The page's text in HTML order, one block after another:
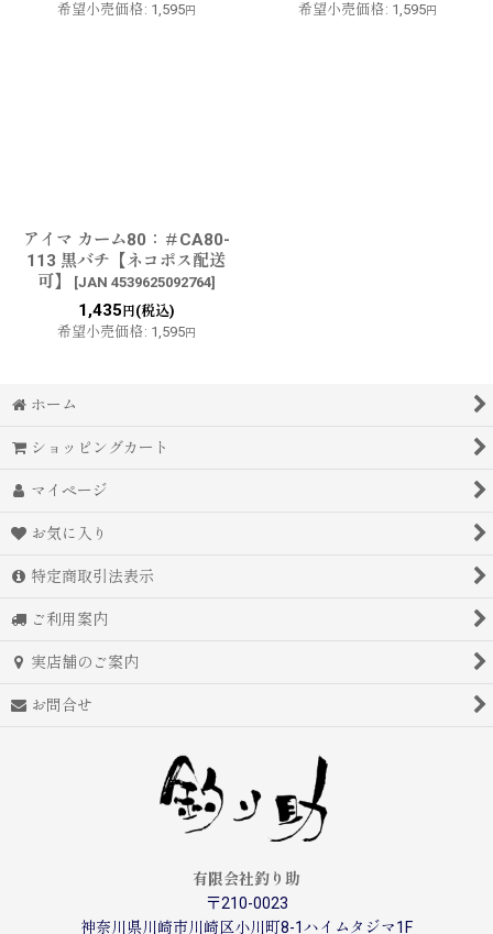
希望小売価格: 1,595円
希望小売価格: 1,595円
アイマ カーム80：＃CA80-
113 黒バチ【ネコポス配送
可】
[JAN 4539625092764]
1,435 円(税込)
希望小売価格: 1,595円
ホーム
ショッピングカート
マイページ
お気に入り
特定商取引法表示
ご利用案内
実店舗のご案内
お問合せ
有限会社釣り助
〒210-0023
神奈川県川崎市川崎区小川町8-1ハイムタジマ1F